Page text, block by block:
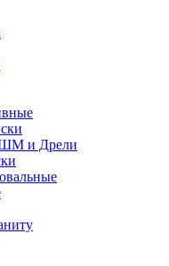
и Дрели